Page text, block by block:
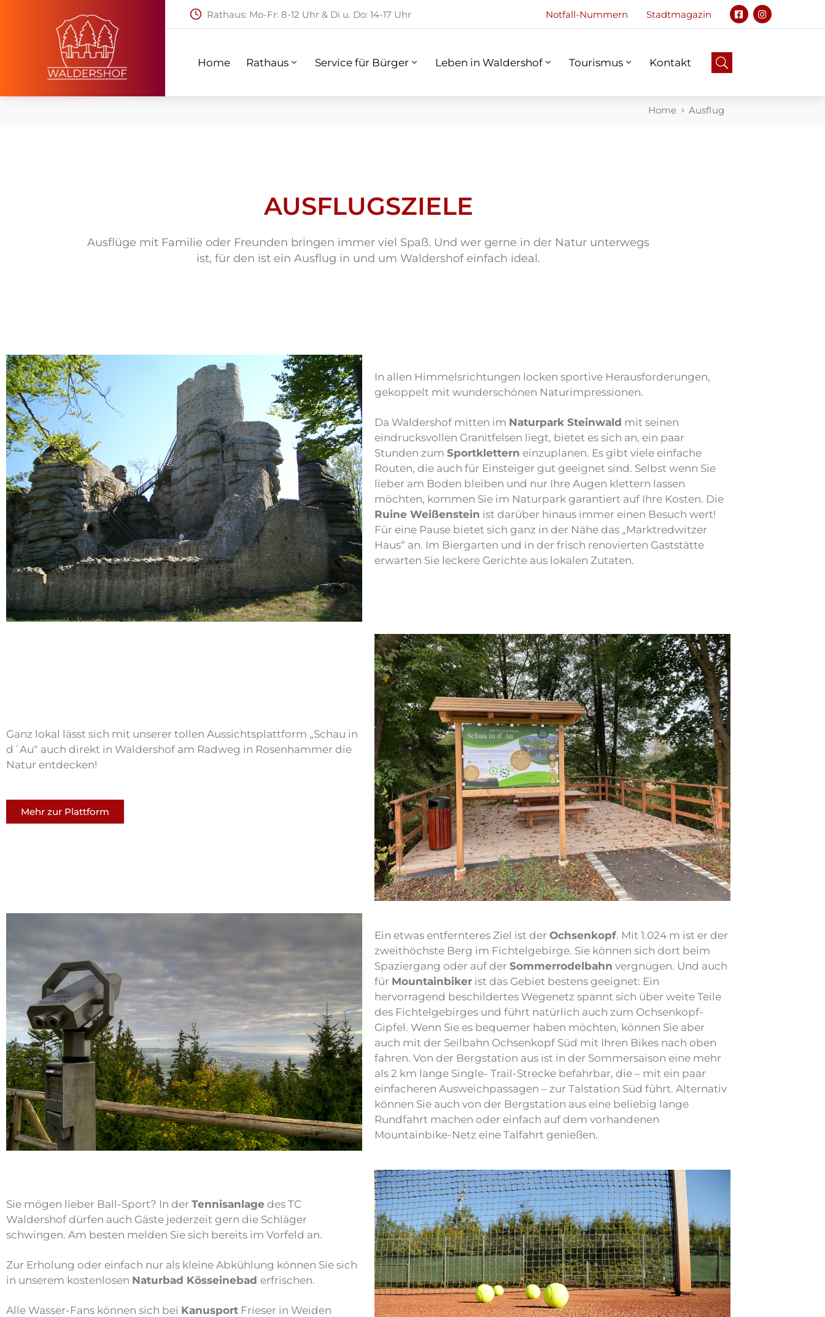
Rathaus: Mo-Fr: 8-12 Uhr & Di u. Do: 14-17 Uhr Notfall-Nummern Stadtmagazin
Home Rathaus Service für Bürger Leben in Waldershof Tourismus Kontakt
Home Ausflug
AUSFLUGSZIELE
Ausflüge mit Familie oder Freunden bringen immer viel Spaß. Und wer gerne in der Natur unterwegs
ist, für den ist ein Ausflug in und um Waldershof einfach ideal.
In allen Himmelsrichtungen locken sportive Herausforderungen,
gekoppelt mit wunderschönen Naturimpressionen.
Da Waldershof mitten im Naturpark Steinwald mit seinen
eindrucksvollen Granitfelsen liegt, bietet es sich an, ein paar
Stunden zum Sportklettern einzuplanen. Es gibt viele einfache
Routen, die auch für Einsteiger gut geeignet sind. Selbst wenn Sie
lieber am Boden bleiben und nur Ihre Augen klettern lassen
möchten, kommen Sie im Naturpark garantiert auf Ihre Kosten. Die
Ruine Weißenstein ist darüber hinaus immer einen Besuch wert!
Für eine Pause bietet sich ganz in der Nähe das „Marktredwitzer
Haus“ an. Im Biergarten und in der frisch renovierten Gaststätte
erwarten Sie leckere Gerichte aus lokalen Zutaten.
Ganz lokal lässt sich mit unserer tollen Aussichtsplattform „Schau in
d´Au“ auch direkt in Waldershof am Radweg in Rosenhammer die
Natur entdecken!
Mehr zur Plattform
Ein etwas entfernteres Ziel ist der Ochsenkopf. Mit 1.024 m ist er der
zweithöchste Berg im Fichtelgebirge. Sie können sich dort beim
Spaziergang oder auf der Sommerrodelbahn vergnügen. Und auch
für Mountainbiker ist das Gebiet bestens geeignet: Ein
hervorragend beschildertes Wegenetz spannt sich über weite Teile
des Fichtelgebirges und führt natürlich auch zum Ochsenkopf-
Gipfel. Wenn Sie es bequemer haben möchten, können Sie aber
auch mit der Seilbahn Ochsenkopf Süd mit Ihren Bikes nach oben
fahren. Von der Bergstation aus ist in der Sommersaison eine mehr
als 2 km lange Single- Trail-Strecke befahrbar, die – mit ein paar
einfacheren Ausweichpassagen – zur Talstation Süd führt. Alternativ
können Sie auch von der Bergstation aus eine beliebig lange
Rundfahrt machen oder einfach auf dem vorhandenen
Mountainbike-Netz eine Talfahrt genießen.
Sie mögen lieber Ball-Sport? In der Tennisanlage des TC
Waldershof dürfen auch Gäste jederzeit gern die Schläger
schwingen. Am besten melden Sie sich bereits im Vorfeld an.
Zur Erholung oder einfach nur als kleine Abkühlung können Sie sich
in unserem kostenlosen Naturbad Kösseinebad erfrischen.
Alle Wasser-Fans können sich bei Kanusport Frieser in Weiden